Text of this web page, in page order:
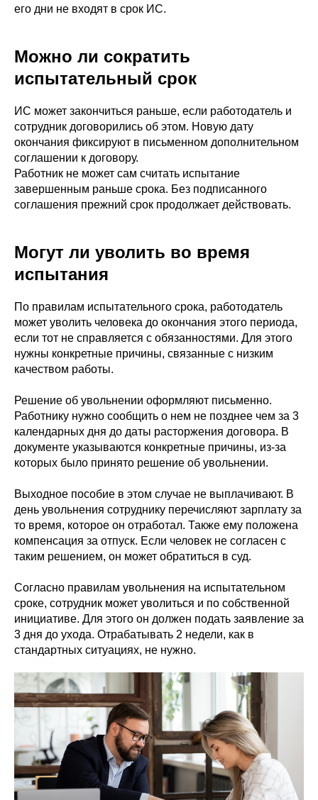
его дни не входят в срок ИС.
Можно ли сократить
испытательный срок
ИС может закончиться раньше, если работодатель и
сотрудник договорились об этом. Новую дату
окончания фиксируют в письменном дополнительном
соглашении к договору.
Работник не может сам считать испытание
завершенным раньше срока. Без подписанного
соглашения прежний срок продолжает действовать.
Могут ли уволить во время
испытания
По правилам испытательного срока, работодатель
может уволить человека до окончания этого периода,
если тот не справляется с обязанностями. Для этого
нужны конкретные причины, связанные с низким
качеством работы.
Решение об увольнении оформляют письменно.
Работнику нужно сообщить о нем не позднее чем за 3
календарных дня до даты расторжения договора. В
документе указываются конкретные причины, из-за
которых было принято решение об увольнении.
Выходное пособие в этом случае не выплачивают. В
день увольнения сотруднику перечисляют зарплату за
то время, которое он отработал. Также ему положена
компенсация за отпуск. Если человек не согласен с
таким решением, он может обратиться в суд.
Согласно правилам увольнения на испытательном
сроке, сотрудник может уволиться и по собственной
инициативе. Для этого он должен подать заявление за
3 дня до ухода. Отрабатывать 2 недели, как в
стандартных ситуациях, не нужно.